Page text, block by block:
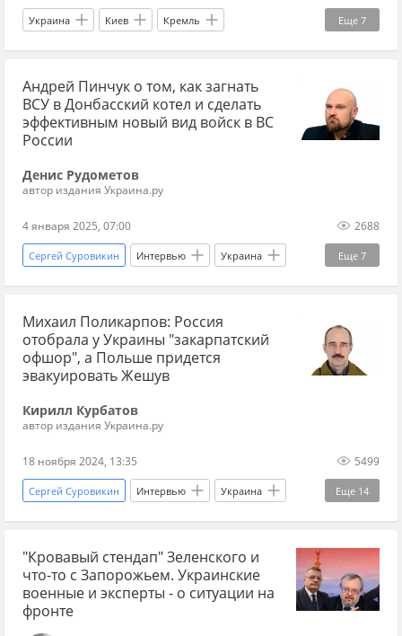
Еще 7
Украина Киев Кремль
Игорь Мосийчук Владимир Зеленский
Борис Филатов "Азов"
Вооруженные силы Украины
Радикальная партия
Андрей Пинчук о том, как загнать
ВСУ в Донбасский котел и сделать
эффективным новый вид войск в ВС
России
Денис Рудометов
автор издания Украина.ру
4 января 2025, 07:00 2688
Еще 7
Сергей Суровикин Интервью Украина
Россия Авдеевка Андрей Пинчук
Башар Асад Вооруженные силы Украины
Украина.ру ОПК
Михаил Поликарпов: Россия
отобрала у Украины "закарпатский
офшор", а Польше придется
эвакуировать Жешув
Кирилл Курбатов
автор издания Украина.ру
18 ноября 2024, 13:35 5499
Еще 14
Сергей Суровикин Интервью Украина
Курская область Мукачево
Дональд Трамп Александр Сырский
Вооруженные силы Украины энергетика
мосты
"Кровавый стендап" Зеленского и
что-то с Запорожьем. Украинские
военные и эксперты - о ситуации на
фронте